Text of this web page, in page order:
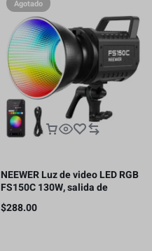
Agotado
NEEWER Luz de video LED RGB
FS150C 130W, salida de
iluminación continua COB de
2500-7500K con CRI97/TLCI98
$288.00